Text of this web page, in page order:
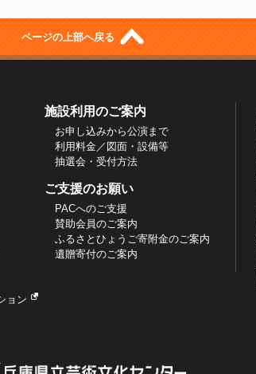
ページの上部へ戻る
ョン
施設利用のご案内
お申し込みから公演まで
利用料金／図面・設備等
抽選会・受付方法
ご支援のお願い
PACへのご支援
賛助会員のご案内
ふるさとひょうご寄附金のご案内
遺贈寄付のご案内